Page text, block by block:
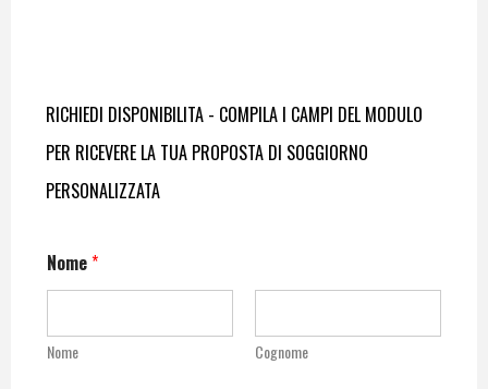
RICHIEDI DISPONIBILITA - COMPILA I CAMPI DEL MODULO
PER RICEVERE LA TUA PROPOSTA DI SOGGIORNO
PERSONALIZZATA
Nome*
Nome Cognome